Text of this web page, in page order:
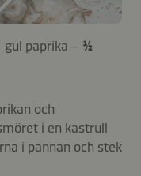
gul paprika – ½
och
i en kastrull
i pannan och stek